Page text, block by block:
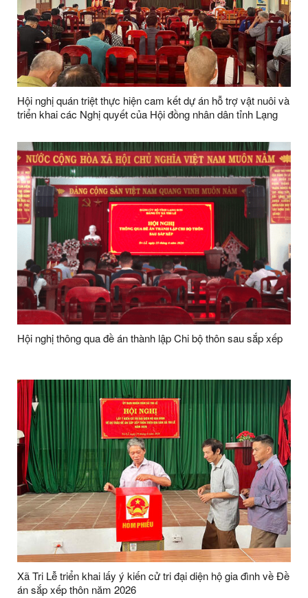
Hội nghị quán triệt thực hiện cam kết dự án hỗ trợ vật nuôi và
triển khai các Nghị quyết của Hội đồng nhân dân tỉnh Lạng
Hội nghị thông qua đề án thành lập Chi bộ thôn sau sắp xếp
Xã Tri Lễ triển khai lấy ý kiến cử tri đại diện hộ gia đình về Đề
án sắp xếp thôn năm 2026